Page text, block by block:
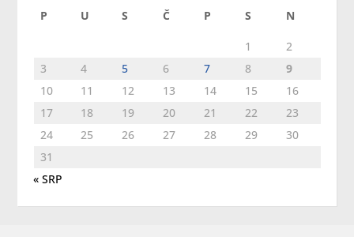
P U S Č P S N
1
2
3
4 5 6 7 8
9
10
11 12 13 14 15
16
17
18 19 20 21 22
23
24
25 26 27 28 29
30
31
« SRP